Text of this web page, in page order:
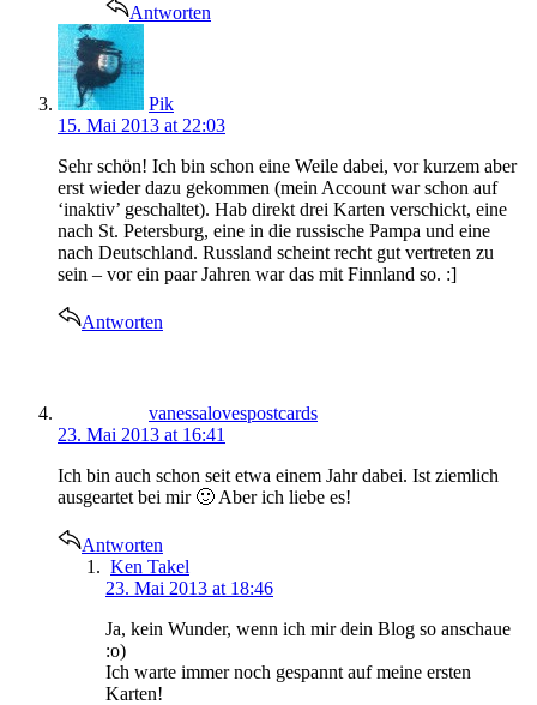
Antworten
Pik
15. Mai 2013 at 22:03
Sehr schön! Ich bin schon eine Weile dabei, vor kurzem aber
erst wieder dazu gekommen (mein Account war schon auf
‘inaktiv’ geschaltet). Hab direkt drei Karten verschickt, eine
nach St. Petersburg, eine in die russische Pampa und eine
nach Deutschland. Russland scheint recht gut vertreten zu
sein – vor ein paar Jahren war das mit Finnland so. :]
Antworten
vanessalovespostcards
23. Mai 2013 at 16:41
Ich bin auch schon seit etwa einem Jahr dabei. Ist ziemlich
ausgeartet bei mir 🙂 Aber ich liebe es!
Antworten
says:
Ken Takel
23. Mai 2013 at 18:46
Ja, kein Wunder, wenn ich mir dein Blog so anschaue
:o)
Ich warte immer noch gespannt auf meine ersten
Karten!